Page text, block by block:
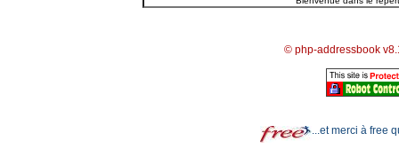
© php-addressbook
...et merci à free